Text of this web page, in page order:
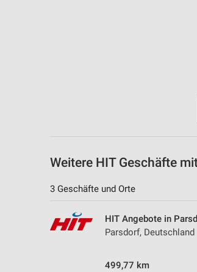
Weitere HIT Geschäfte
3 Geschäfte und Orte
HIT Angebote in
Parsdorf, Deutschland
499,77 km
Analyse von Zielgruppen durch Statistiken
Geräte anhand von aktiv angeforderten
Notwendig
Performance